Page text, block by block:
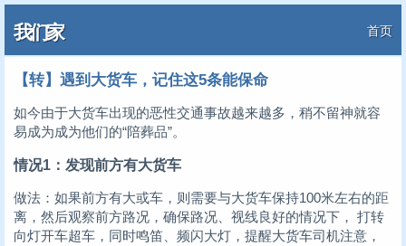
我们家 首页
【转】遇到大货车，记住这5条能保命
如今由于大货车出现的恶性交通事故越来越多，稍不留神就容
易成为成为他们的“陪葬品”。
情况1：发现前方有大货车
做法：如果前方有大或车，则需要与大货车保持100米左右的距
离，然后观察前方路况，确保路况、视线良好的情况下， 打转
向灯开车超车，同时鸣笛、频闪大灯，提醒大货车司机注意，